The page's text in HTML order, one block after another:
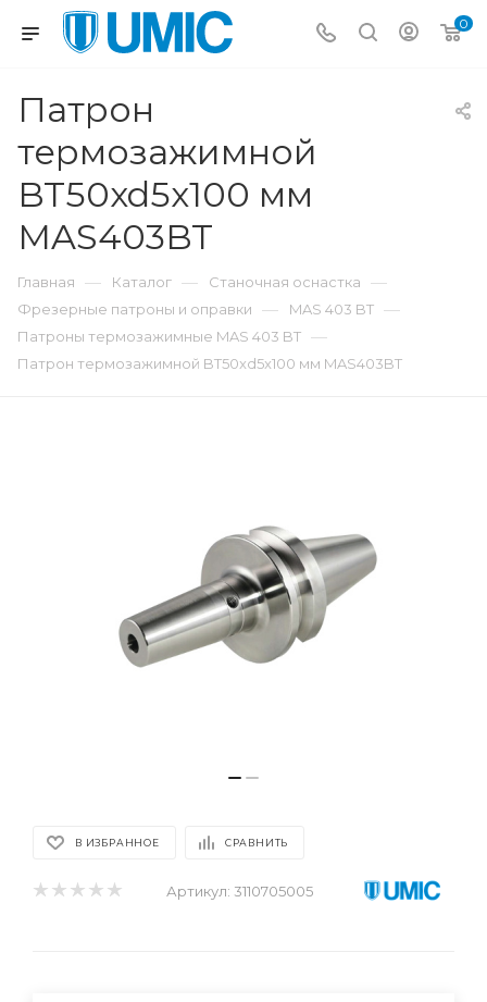
0
Патрон
термозажимной
BT50xd5x100 мм
MAS403BT
Главная — Каталог — Станочная оснастка —
Фрезерные патроны и оправки — MAS 403 BT —
Патроны термозажимные MAS 403 BT —
Патрон термозажимной BT50xd5x100 мм MAS403BT
В ИЗБРАННОЕ СРАВНИТЬ
Артикул: 3110705005